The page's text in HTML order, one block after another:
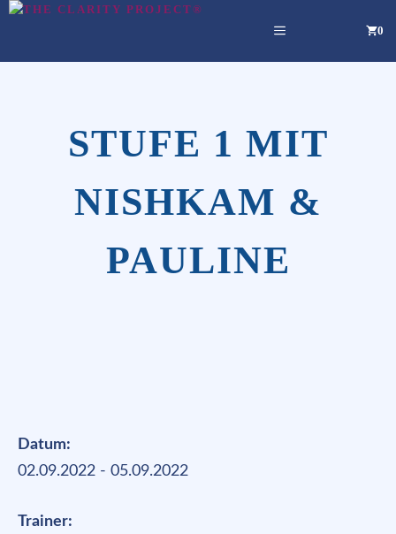
Zum
springen
MENÜ 0
STUFE 1 MIT
NISHKAM &
PAULINE
Datum:
02.09.2022 - 05.09.2022
Trainer: